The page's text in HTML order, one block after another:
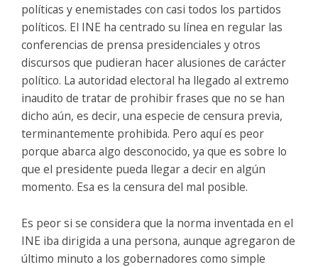
políticas y enemistades con casi todos los partidos
políticos. El INE ha centrado su línea en regular las
conferencias de prensa presidenciales y otros
discursos que pudieran hacer alusiones de carácter
político. La autoridad electoral ha llegado al extremo
inaudito de tratar de prohibir frases que no se han
dicho aún, es decir, una especie de censura previa,
terminantemente prohibida. Pero aquí es peor
porque abarca algo desconocido, ya que es sobre lo
que el presidente pueda llegar a decir en algún
momento. Esa es la censura del mal posible.
Es peor si se considera que la norma inventada en el
INE iba dirigida a una persona, aunque agregaron de
último minuto a los gobernadores como simple